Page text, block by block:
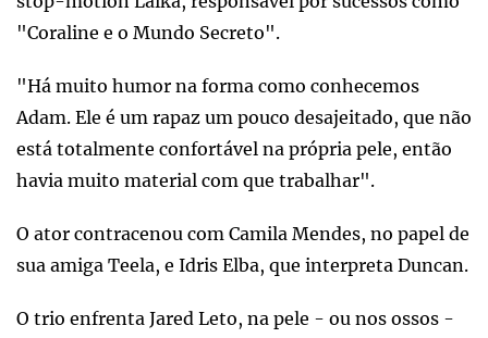
"Coraline e o Mundo Secreto".
"Há muito humor na forma como conhecemos
Adam. Ele é um rapaz um pouco desajeitado, que não
está totalmente confortável na própria pele, então
havia muito material com que trabalhar".
O ator contracenou com Camila Mendes, no papel de
sua amiga Teela, e Idris Elba, que interpreta Duncan.
O trio enfrenta Jared Leto, na pele - ou nos ossos -